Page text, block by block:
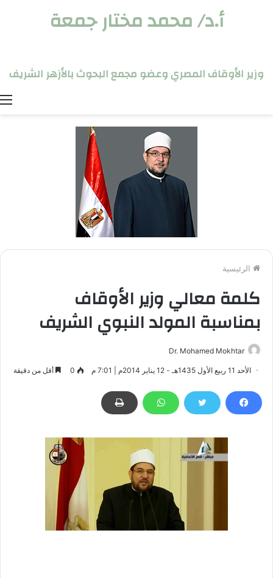
أ.د/ محمد مختار جمعة
وزير الأوقاف المصري وعضو مجمع البحوث بالأزهر الشريف
الرئيسية
كلمة معالي وزير الأوقاف
بمناسبة المولد النبوي الشريف
Dr. Mohamed Mokhtar
الأحد 11 ربيع الأول 1435هـ - 12 يناير 2014م | 7:01 م 0 أقل من دقيقة